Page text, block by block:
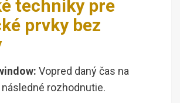
techniky pre
prvky bez
Vopred daný čas na
rozhodnutie.